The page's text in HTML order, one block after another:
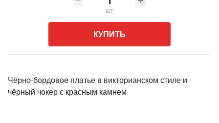
шт
КУПИТЬ
Чёрно-бордовое платье в викторианском стиле и
чёрный чокер с красным камнем